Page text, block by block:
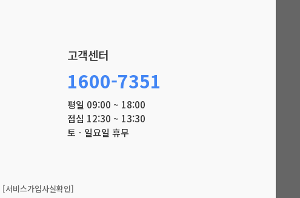
고객센터
1600-7351
평일 09:00 ~ 18:00
점심 12:30 ~ 13:30
토ㆍ일요일 휴무
[서비스가입사실확인]